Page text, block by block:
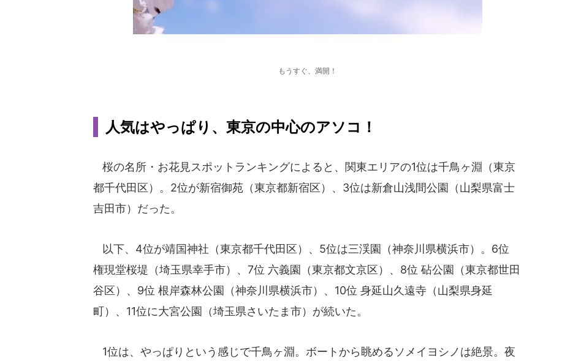
もうすぐ、満開！
人気はやっぱり、東京の中心のアソコ！
桜の名所・お花見スポットランキングによると、関東エリアの1位は千鳥ヶ淵（東京
都千代田区）。2位が新宿御苑（東京都新宿区）、3位は新倉山浅間公園（山梨県富士
吉田市）だった。
以下、4位が靖国神社（東京都千代田区）、5位は三渓園（神奈川県横浜市）。6位
権現堂桜堤（埼玉県幸手市）、7位 六義園（東京都文京区）、8位 砧公園（東京都世田
谷区）、9位 根岸森林公園（神奈川県横浜市）、10位 身延山久遠寺（山梨県身延
町）、11位に大宮公園（埼玉県さいたま市）が続いた。
1位は、やっぱりという感じで千鳥ヶ淵。ボートから眺めるソメイヨシノは絶景。夜